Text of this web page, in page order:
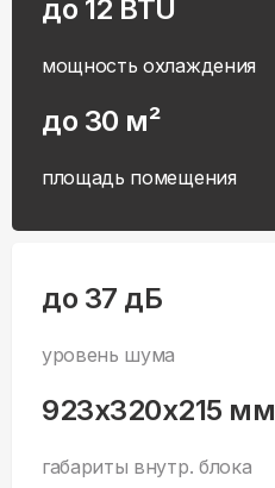
до 12 BTU
мощность охлаждения
до 30 м²
площадь помещения
до 37 дБ
уровень шума
923x320x215 мм
габариты внутр. блока